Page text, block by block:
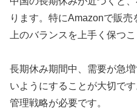
ります。特にAmazonで販
上のバランスを上手く保つ
長期休み期間中、需要が急
いようにすることが大切で
管理戦略が必要です。